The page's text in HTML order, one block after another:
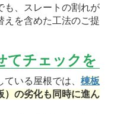
も、スレートの割れが
えを含めた工法のご提
てチェックを
いる屋根では、 棟板
）の劣化も同時に進ん